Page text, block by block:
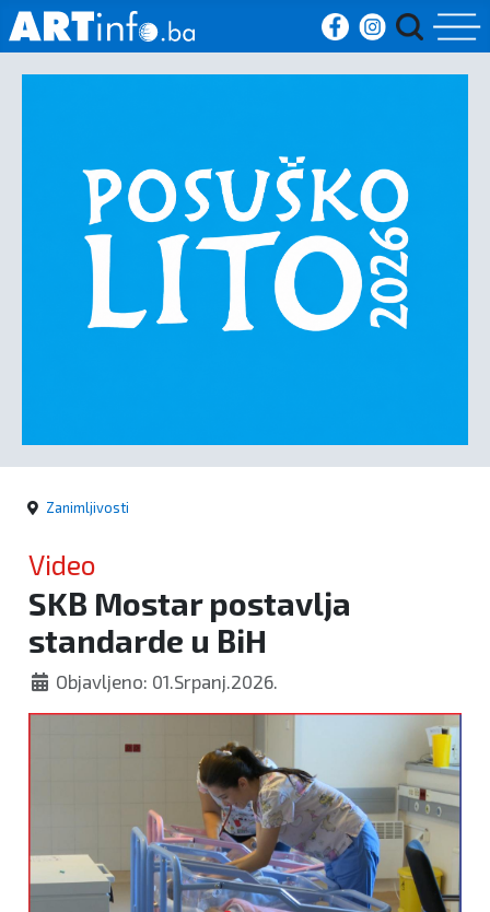
Sport
Kultura
Crna
Zanimljivosti
Video
SKB Mostar postavlja
standarde u BiH
Objavljeno: 01.Srpanj.2026.